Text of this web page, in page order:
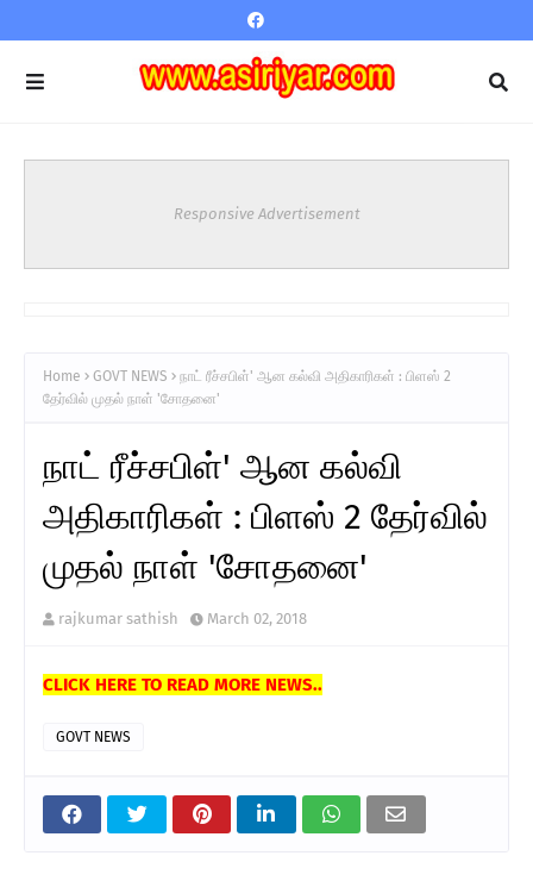
Responsive Advertisement
Home GOVT NEWS
நாட் ரீச்சபிள்' ஆன கல்வி அதிகாரிகள் : பிளஸ் 2
தேர்வில் முதல் நாள் 'சோதனை'
நாட் ரீச்சபிள்' ஆன கல்வி
அதிகாரிகள் : பிளஸ் 2 தேர்வில்
முதல் நாள் 'சோதனை'
rajkumar sathish March 02, 2018
CLICK HERE TO READ MORE NEWS..
GOVT NEWS